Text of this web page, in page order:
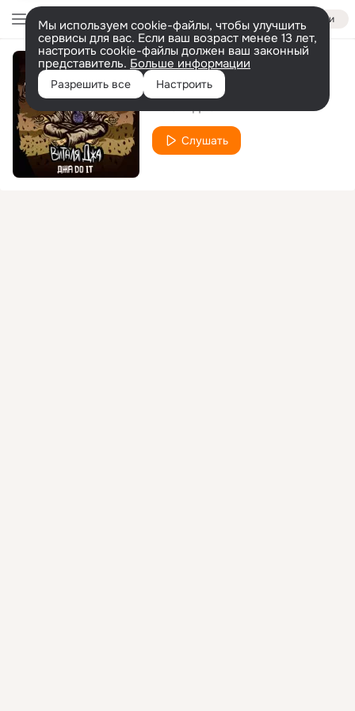
Войти
Мы используем cookie-файлы, чтобы улучшить
сервисы для вас. Если ваш возраст менее 13 лет,
настроить cookie-файлы должен ваш законный
представитель. Больше информации
Разрешить все Настроить
Давай завязывай
Слушать